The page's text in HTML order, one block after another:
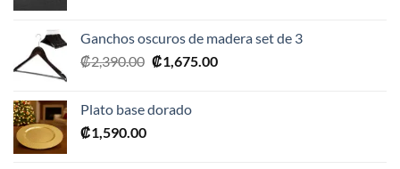
era:
₡20,990.00.
es:
Ganchos oscuros de madera set de 3
₡2,390.00 El
era:
₡1,675.00El
Plato base dorado
₡1,590.00